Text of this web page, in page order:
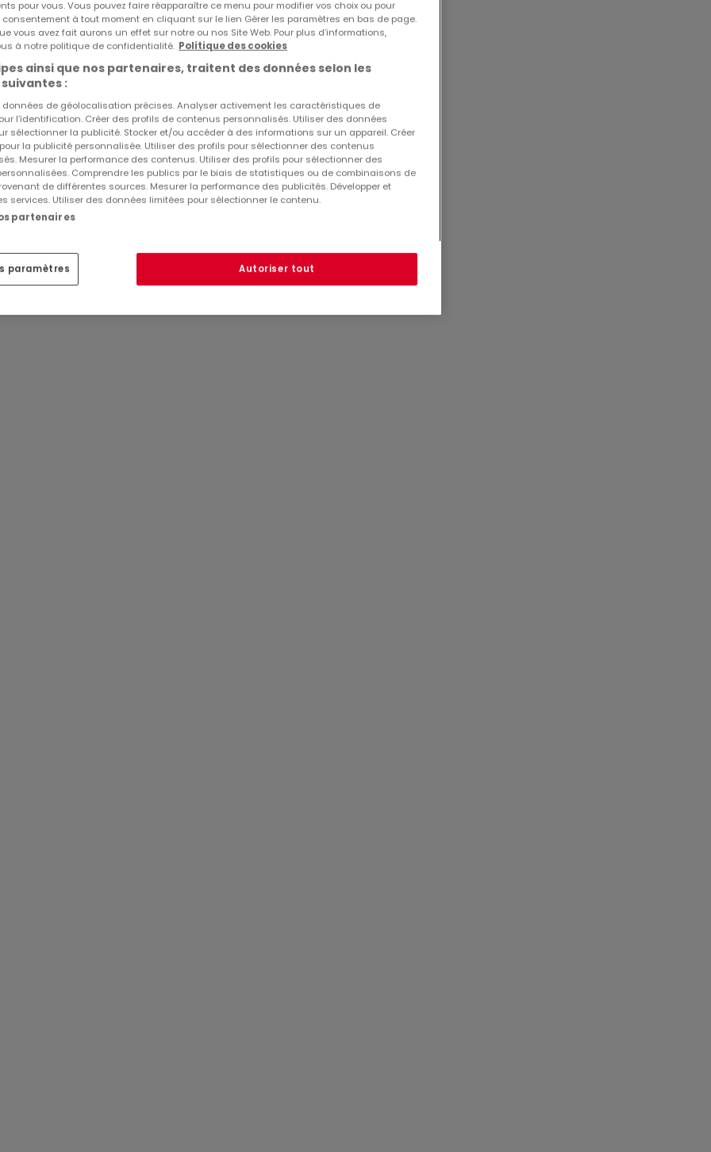
son système de ventilation double flux et son chauffage au
d’acceptation de votre dossier par l’administration de
31 61 35 ou sur info@creahaus.lu
pour vous. Vous pouvez faire réapparaître ce menu pour modifier vos choix ou pour
consentement à tout moment en cliquant sur le lien Gérer les paramètres en bas de page.
vous avez fait aurons un effet sur notre ou nos Site Web. Pour plus d’informations,
à notre politique de confidentialité. Politique des cookies
ainsi que nos partenaires, traitent des données selon les
:
données de géolocalisation précises. Analyser activement les caractéristiques de
l’identification. Créer des profils de contenus personnalisés. Utiliser des données
sélectionner la publicité. Stocker et/ou accéder à des informations sur un appareil. Créer
la publicité personnalisée. Utiliser des profils pour sélectionner des contenus
Mesurer la performance des contenus. Utiliser des profils pour sélectionner des
Comprendre les publics par le biais de statistiques ou de combinaisons de
de différentes sources. Mesurer la performance des publicités. Développer et
services. Utiliser des données limitées pour sélectionner le contenu.
partenaires
paramètres Autoriser tout